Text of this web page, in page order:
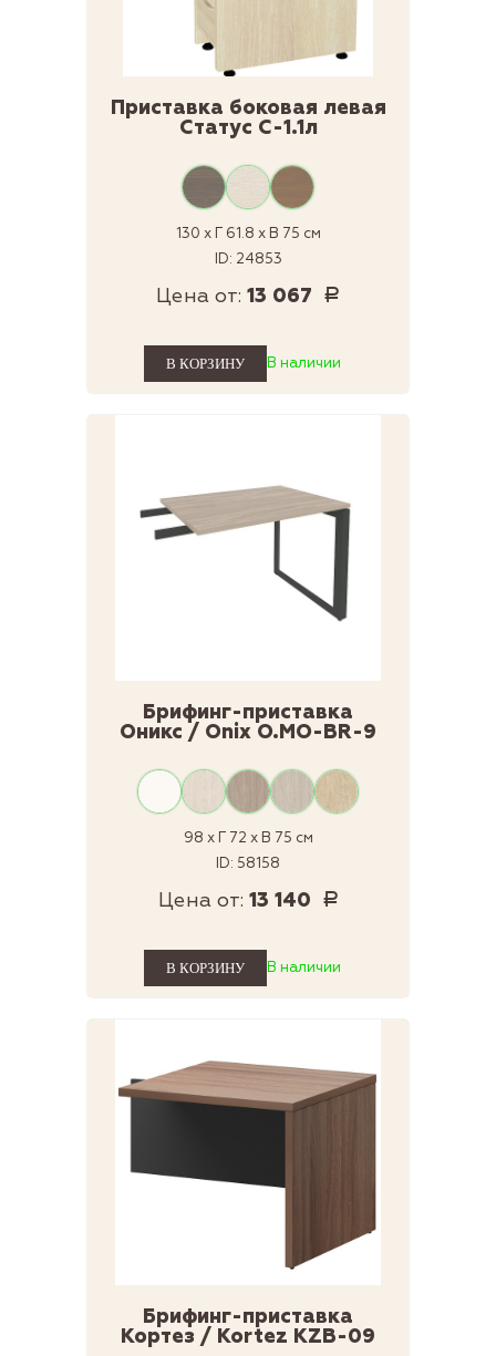
Приставка боковая левая
Статус С-1.1л
130 x Г 61.8 x В 75 см
ID: 24853
Цена от: 13 067 Р
В наличии
Брифинг-приставка
Оникс / Onix O.MO-BR-9
98 x Г 72 x В 75 см
ID: 58158
Цена от: 13 140 Р
В наличии
Брифинг-приставка
Кортез / Kortez КZВ-09